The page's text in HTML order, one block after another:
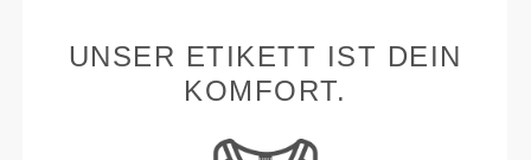
UNSER ETIKETT IST DEIN
KOMFORT.